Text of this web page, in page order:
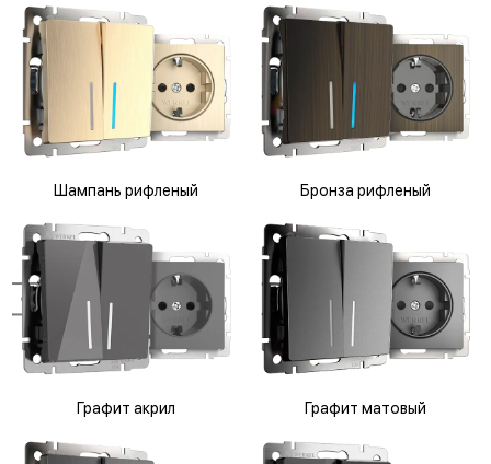
Шампань рифленый Бронза рифленый
Графит акрил Графит матовый